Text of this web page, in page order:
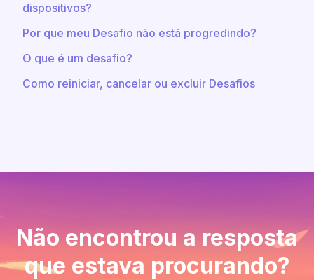
dispositivos?
Por que meu Desafio não está progredindo?
O que é um desafio?
Como reiniciar, cancelar ou excluir Desafios
Não encontrou a resposta
que estava procurando?